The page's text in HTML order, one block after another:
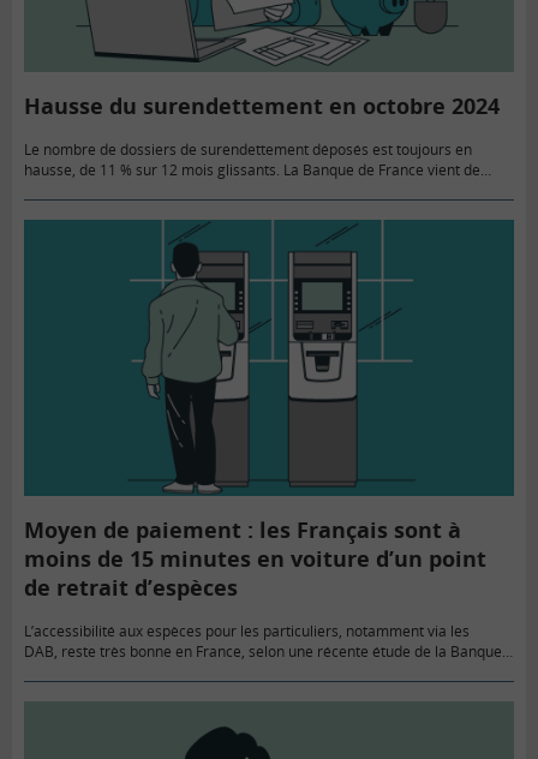
Hausse du surendettement en octobre 2024
Le nombre de dossiers de surendettement déposés est toujours en
hausse, de 11 % sur 12 mois glissants. La Banque de France vient de
Moyen de paiement : les Français sont à
moins de 15 minutes en voiture d’un point
de retrait d’espèces
L’accessibilité aux espèces pour les particuliers, notamment via les
DAB, reste très bonne en France, selon une récente étude de la Banque